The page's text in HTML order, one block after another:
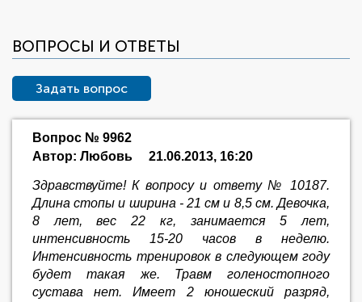
ВОПРОСЫ И ОТВЕТЫ
Задать вопрос
Вопрос № 9962
Автор: Любовь
21.06.2013, 16:20
Здравствуйте! К вопросу и ответу № 10187.
Длина стопы и ширина - 21 см и 8,5 см. Девочка,
8 лет, вес 22 кг, занимается 5 лет,
интенсивность 15-20 часов в неделю.
Интенсивность тренировок в следующем году
будет такая же. Травм голеностопного
сустава нет. Имеет 2 юношеский разряд,